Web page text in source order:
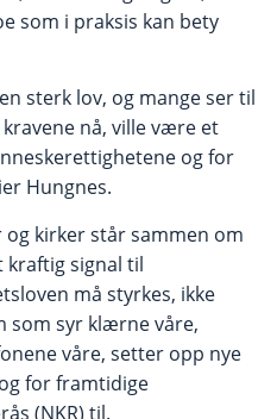
som i praksis kan bety
sterk lov, og mange ser til
nå, ville være et
og for
Hungnes.
kirker står sammen om
kraftig signal til
må styrkes, ikke
som syr klærne våre,
våre, setter opp nye
for framtidige
(NKR) til.